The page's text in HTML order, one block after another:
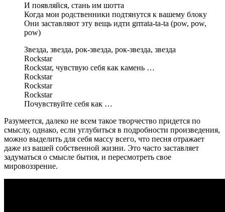
И появляйся, стань им шотта
Когда мои родственники подтянутся к вашему блоку
Они заставляют эту вещь идти grrrata-ta-ta (pow, pow,
pow)
Звезда, звезда, рок-звезда, рок-звезда, звезда
Rockstar
Rockstar, чувствую себя как камень …
Rockstar
Rockstar
Rockstar
Почувствуйте себя как …
Разумеется, далеко не всем такое творчество придется по
смыслу, однако, если углубиться в подробности произведения,
можно выделить для себя массу всего, что песня отражает
даже из вашей собственной жизни. Это часто заставляет
задуматься о смысле бытия, и пересмотреть свое
мировоззрение.